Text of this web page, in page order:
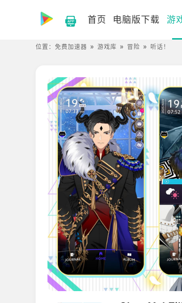
首页 电脑版下载 游
位置： 免费加速器 游戏库 冒险 听话！